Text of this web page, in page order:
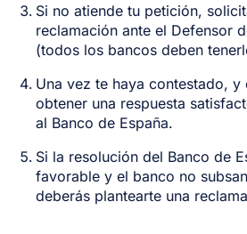
Si no atiende tu petición,
reclamación ante el Defensor
(todos los bancos deben
Una vez te haya contestado, y
obtener una respuesta
al Banco de España.
Si la resolución del Banco de
favorable y el banco no
deberás plantearte una